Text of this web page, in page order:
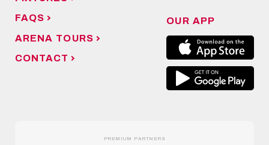
FAQS
ARENA TOURS
CONTACT
OUR APP
PREMIUM PARTNERS